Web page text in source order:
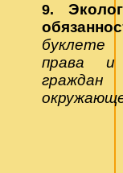
9.
буклете
права и